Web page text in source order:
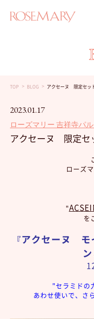
TOP BLOG アクセーヌ 限定セッ
2023.01.17
ローズマリー 吉祥寺パ
アクセーヌ 限定セ
ローズ
"
を
『アクセーヌ モ
"セラミドの
あわせ使いで、さ